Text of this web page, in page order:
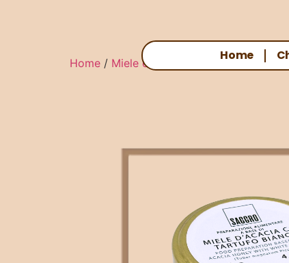
Home
Home / Miele e Confetture / MIELE